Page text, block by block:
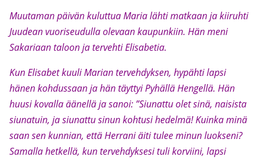
Muutaman päivän kuluttua Maria lähti matkaan ja kiiruhti
Juudean vuoriseudulla olevaan kaupunkiin. Hän meni
Sakariaan taloon ja tervehti Elisabetia.
Kun Elisabet kuuli Marian tervehdyksen, hypähti lapsi
hänen kohdussaan ja hän täyttyi Pyhällä Hengellä. Hän
huusi kovalla äänellä ja sanoi: ”Siunattu olet sinä, naisista
siunatuin, ja siunattu sinun kohtusi hedelmä! Kuinka minä
saan sen kunnian, että Herrani äiti tulee minun luokseni?
Samalla hetkellä, kun tervehdyksesi tuli korviini, lapsi